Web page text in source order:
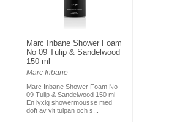
Marc Inbane Shower Foam
No 09 Tulip & Sandelwood
150 ml
Marc Inbane
Marc Inbane Shower Foam No
09 Tulip & Sandelwood 150 ml
En lyxig showermousse med
doft av vit tulpan och s...